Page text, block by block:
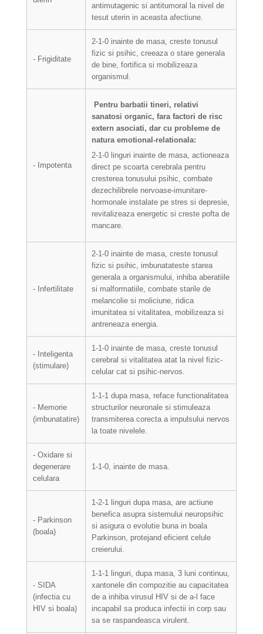
antimutagenic si antitumoral la nivel de
tesut uterin in aceasta afectiune.
- Frigiditate
2-1-0 inainte de masa, creste tonusul
fizic si psihic, creeaza o stare generala
de bine, fortifica si mobilizeaza
organismul.
- Impotenta
Pentru barbatii tineri, relativi
sanatosi organic, fara factori de risc
extern asociati, dar cu probleme de
natura emotional-relationala:
2-1-0 linguri inainte de masa, actioneaza
direct pe scoarta cerebrala pentru
cresterea tonusului psihic, combate
dezechilibrele nervoase-imunitare-
hormonale instalate pe stres si depresie,
revitalizeaza energetic si creste pofta de
mancare.
- Infertilitate
2-1-0 inainte de masa, creste tonusul
fizic si psihic, imbunatateste starea
generala a organismului, inhiba aberatiile
si malformatiile, combate starile de
melancolie si moliciune, ridica
imunitatea si vitalitatea, mobilizeaza si
antreneaza energia.
- Inteligenta
(stimulare)
1-1-0 inainte de masa, creste tonusul
cerebral si vitalitatea atat la nivel fizic-
celular cat si psihic-nervos.
- Memorie
(imbunatatire)
1-1-1 dupa masa, reface functionalitatea
structurilor neuronale si stimuleaza
transmiterea corecta a impulsului nervos
la toate nivelele.
- Oxidare si
degenerare
celulara
1-1-0, inainte de masa.
- Parkinson
(boala)
1-2-1 linguri dupa masa, are actiune
benefica asupra sistemului neuropsihic
si asigura o evolutie buna in boala
Parkinson, protejand eficient celule
creierului.
- SIDA
(infectia cu
HIV si boala)
1-1-1 linguri, dupa masa, 3 luni continuu,
xantonele din compozitie au capacitatea
de a inhiba virusul HIV si de a-l face
incapabil sa produca infectii in corp sau
sa se raspandeasca virulent.